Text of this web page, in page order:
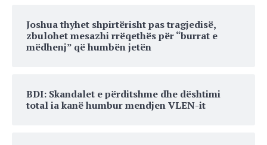
Joshua thyhet shpirtërisht pas tragjedisë,
zbulohet mesazhi rrëqethës për “burrat e
mëdhenj” që humbën jetën
BDI: Skandalet e përditshme dhe dështimi
total ia kanë humbur mendjen VLEN-it